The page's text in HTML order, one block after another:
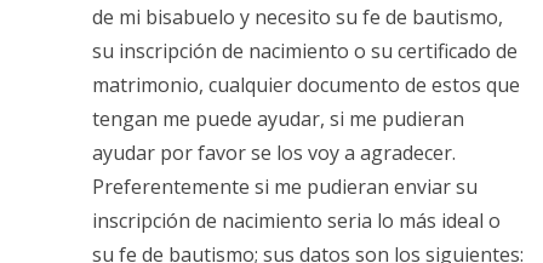
de mi bisabuelo y necesito su fe de bautismo,
su inscripción de nacimiento o su certificado de
matrimonio, cualquier documento de estos que
tengan me puede ayudar, si me pudieran
ayudar por favor se los voy a agradecer.
Preferentemente si me pudieran enviar su
inscripción de nacimiento seria lo más ideal o
su fe de bautismo; sus datos son los siguientes: